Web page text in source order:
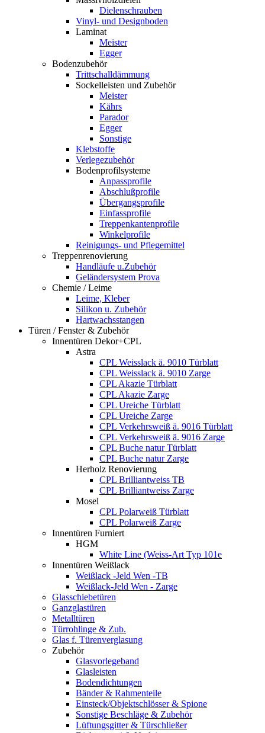
Dielenschrauben
Vinyl- und Designboden
Laminat
Meister
Egger
Bodenzubehör
Trittschalldämmung
Sockelleisten und Zubehör
Meister
Kährs
Parador
Egger
Sonstige
Klebstoffe
Verlegezubehör
Bodenprofilsysteme
Anpassprofile
Abschlußprofile
Übergangsprofile
Einfassprofile
Treppenkantenprofile
Winkelprofile
Reinigungs- und Pflegemittel
Treppenrenovierung
Handläufe u.Zubehör
Geländersystem Prova
Chemie / Leime
Leime, Kleber
Silikon u. Zubehör
Hartwachsstangen
Türen / Fenster & Zubehör
Innentüren Dekor+CPL
Astra
CPL Weisslack ä. 9010 Türblatt
CPL Weisslack ä. 9010 Zarge
CPL Akazie Türblatt
CPL Akazie Zarge
CPL Ureiche Türblatt
CPL Ureiche Zarge
CPL Verkehrsweiß ä. 9016 Türblatt
CPL Verkehrsweiß ä. 9016 Zarge
CPL Buche natur Türblatt
CPL Buche natur Zarge
Herholz Renovierung
CPL Brilliantweiss TB
CPL Brilliantweiss Zarge
Mosel
CPL Polarweiß Türblatt
CPL Polarweiß Zarge
Innentüren Furniert
HGM
White Line (Weiss-Art Typ 101e
Innentüren Weißlack
Weißlack -Jeld Wen -TB
Weißlack-Jeld Wen - Zarge
Glasschiebetüren
Ganzglastüren
Metalltüren
Türrohlinge & Zub.
Glas f. Türenverglasung
Zubehör
Glasvorlegeband
Glasleisten
Bodendichtungen
Bänder & Rahmenteile
Einsteck/Objektschlösser & Spione
Sonstige Beschläge & Zubehör
Lüftungsgitter & Türschließer